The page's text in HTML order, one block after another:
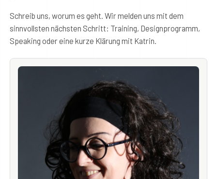
Schreib uns, worum es geht. Wir melden uns mit dem
sinnvollsten nächsten Schritt: Training, Designprogramm,
Speaking oder eine kurze Klärung mit Katrin.